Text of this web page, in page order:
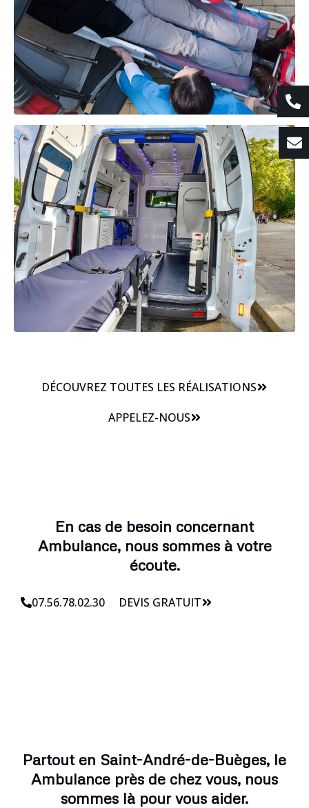
DÉCOUVREZ TOUTES LES RÉALISATIONS
APPELEZ-NOUS
En cas de besoin concernant
Ambulance, nous sommes à votre
écoute.
07.56.78.02.30 DEVIS GRATUIT
Partout en Saint-André-de-Buèges, le
Ambulance près de chez vous, nous
sommes là pour vous aider.